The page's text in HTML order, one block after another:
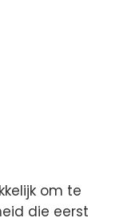
om te
die eerst